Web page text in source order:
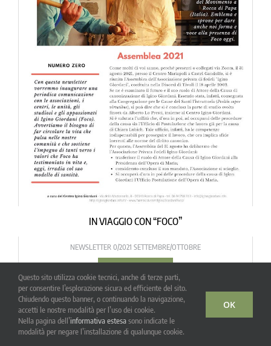
IN VIAGGIO CON “FOCO”
NEWSLETTER 0/2021 SETTEMBRE/OTTOBRE
Questo sito utilizza cookie tecnici, anche di terze parti,
per consentire l’esplorazione sicura ed efficiente del sito.
Chiudendo questo banner, o continuando la navigazione,
accetti le nostre modalità per l’uso dei cookie.
Nella pagina dell’informativa estesasono indicate le
modalità per negare l’installazione di qualunque cookie.
OK